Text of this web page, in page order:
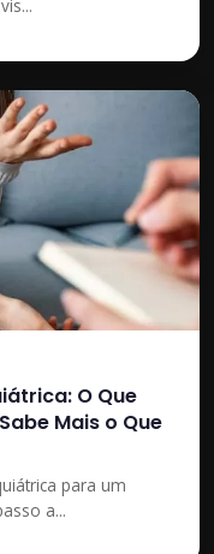
O Que
Mais o Que
para um
a...